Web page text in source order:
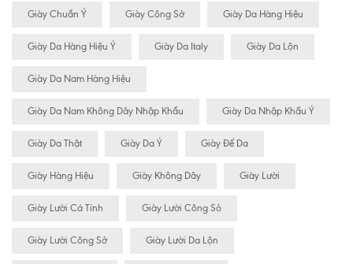
Giày Chuẩn Ý Giày Công Sở Giày Da Hàng Hiệu
Giày Da Hàng Hiệu Ý Giày Da Italy Giày Da Lộn
Giày Da Nam Hàng Hiệu
Giày Da Nam Không Dây Nhập Khẩu Giày Da Nhập Khẩu Ý
Giày Da Thật Giày Da Ý Giày Đế Da
Giày Hàng Hiệu Giày Không Dây Giày Lười
Giày Lười Cá Tính Giày Lười Công Sỏ
Giày Lười Công Sở Giày Lười Da Lộn